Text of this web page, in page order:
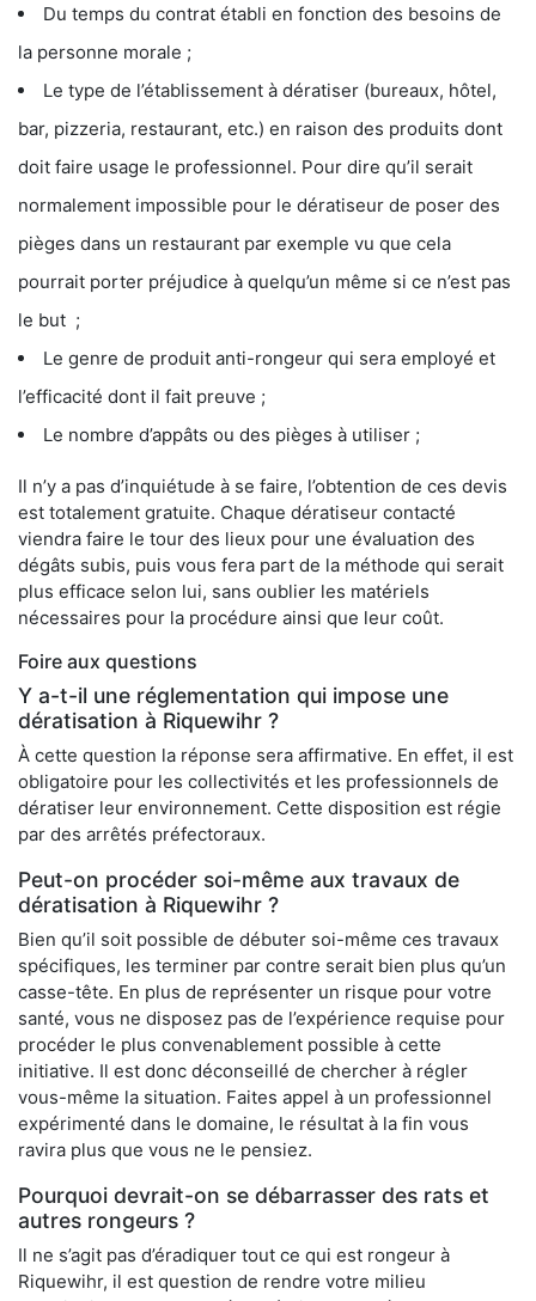
Du temps du contrat établi en fonction des besoins de
la personne morale ;
Le type de l’établissement à dératiser (bureaux, hôtel,
bar, pizzeria, restaurant, etc.) en raison des produits dont
doit faire usage le professionnel. Pour dire qu’il serait
normalement impossible pour le dératiseur de poser des
pièges dans un restaurant par exemple vu que cela
pourrait porter préjudice à quelqu’un même si ce n’est pas
le but ;
Le genre de produit anti-rongeur qui sera employé et
l’efficacité dont il fait preuve ;
Le nombre d’appâts ou des pièges à utiliser ;
Il n’y a pas d’inquiétude à se faire, l’obtention de ces devis
est totalement gratuite. Chaque dératiseur contacté
viendra faire le tour des lieux pour une évaluation des
dégâts subis, puis vous fera part de la méthode qui serait
plus efficace selon lui, sans oublier les matériels
nécessaires pour la procédure ainsi que leur coût.
Foire aux questions
Y a-t-il une réglementation qui impose une
dératisation à Riquewihr ?
À cette question la réponse sera affirmative. En effet, il est
obligatoire pour les collectivités et les professionnels de
dératiser leur environnement. Cette disposition est régie
par des arrêtés préfectoraux.
Peut-on procéder soi-même aux travaux de
dératisation à Riquewihr ?
Bien qu’il soit possible de débuter soi-même ces travaux
spécifiques, les terminer par contre serait bien plus qu’un
casse-tête. En plus de représenter un risque pour votre
santé, vous ne disposez pas de l’expérience requise pour
procéder le plus convenablement possible à cette
initiative. Il est donc déconseillé de chercher à régler
vous-même la situation. Faites appel à un professionnel
expérimenté dans le domaine, le résultat à la fin vous
ravira plus que vous ne le pensiez.
Pourquoi devrait-on se débarrasser des rats et
autres rongeurs ?
Il ne s’agit pas d’éradiquer tout ce qui est rongeur à
Riquewihr, il est question de rendre votre milieu